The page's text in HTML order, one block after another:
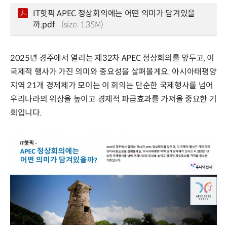
IT핫픽 APEC 정상회의에는 어떤 의미가 담겨있을
까.pdf
(size: 1.35M)
2025년 경주에서 열리는 제32차 APEC 정상회의를 앞두고, 이
국제적 행사가 가진 의미와 중요성을 살펴볼게요. 아시아태평양
지역 21개 경제체가 모이는 이 회의는 단순한 국제행사를 넘어
우리나라의 위상을 높이고 경제적 파급효과를 가져올 중요한 기
회입니다.